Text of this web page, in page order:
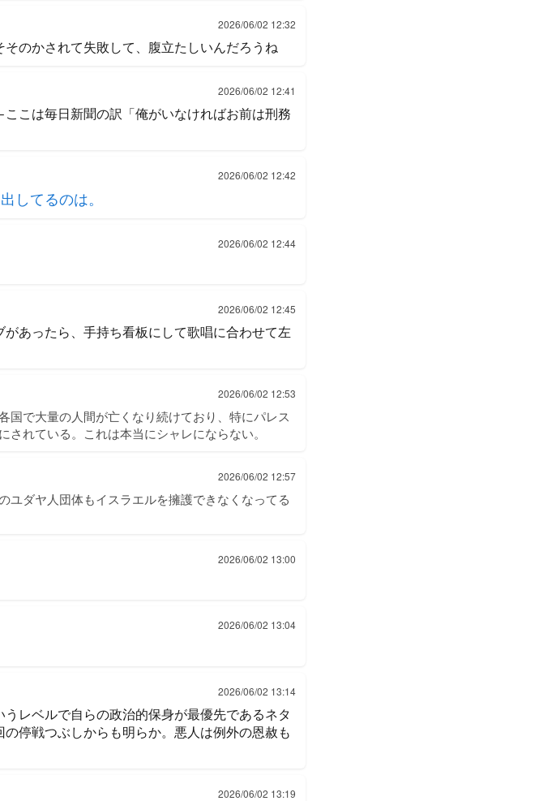
2026/06/02 12:32
のかされて失敗して、腹立たしいんだろうね
2026/06/02 12:41
こは毎日新聞の訳「俺がいなければお前は刑務
2026/06/02 12:42
してるのは。
2026/06/02 12:44
2026/06/02 12:45
あったら、手持ち看板にして歌唱に合わせて左
2026/06/02 12:53
国で大量の人間が亡くなり続けており、特にパレス
れている。これは本当にシャレにならない。
2026/06/02 12:57
ユダヤ人団体もイスラエルを擁護できなくなってる
2026/06/02 13:00
2026/06/02 13:04
2026/06/02 13:14
レベルで自らの政治的保身が最優先であるネタ
停戦つぶしからも明らか。悪人は例外の恩赦も
2026/06/02 13:19